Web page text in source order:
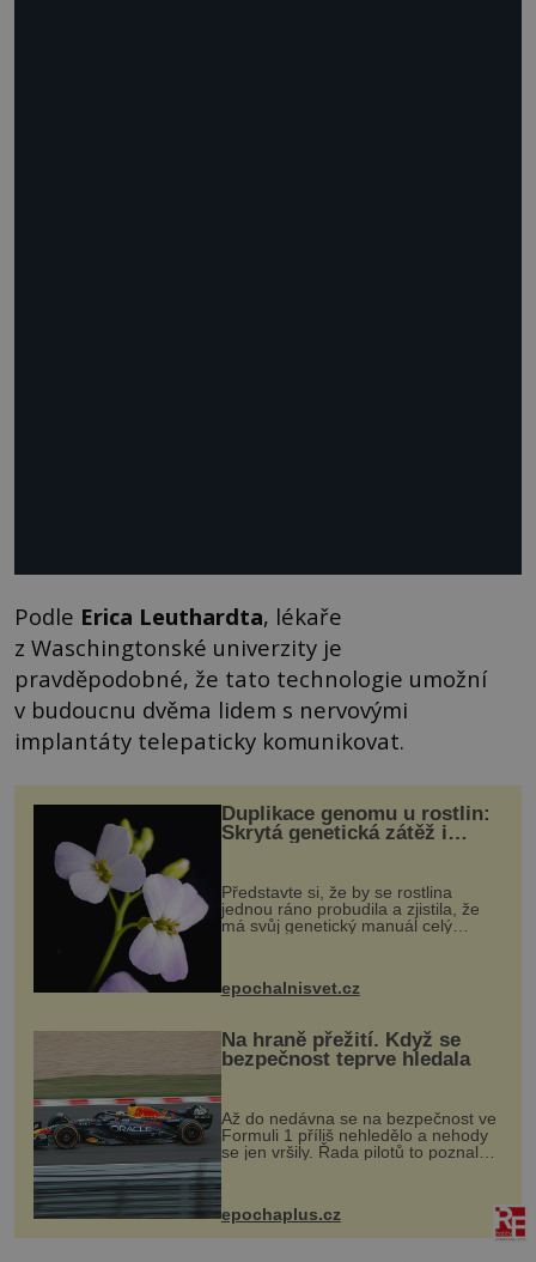
Podle Erica Leuthardta, lékaře
z Waschingtonské univerzity je
pravděpodobné, že tato technologie umožní
v budoucnu dvěma lidem s nervovými
implantáty telepaticky komunikovat.
Duplikace genomu u rostlin:
Skrytá genetická zátěž i
Představte si, že by se rostlina
jednou ráno probudila a zjistila, že
má svůj genetický manuál celý
vstupenka...
epochalnisvet.cz
Na hraně přežití. Když se
bezpečnost teprve hledala
Až do nedávna se na bezpečnost ve
Formuli 1 příliš nehledělo a nehody
se jen vršily. Řada pilotů to poznala
na vlastní kůži, často s trvalými
následky nebo bohužel i ztrátou
života. Dnes nepochopiteln...
epochaplus.cz